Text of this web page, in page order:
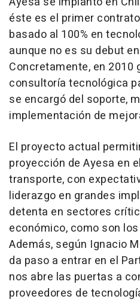
éste es el primer
basado al 100% en
aunque no es su debut
Concretamente, en 2010
consultoría tecnológica
se encargó del soporte,
implementación de
El proyecto actual
proyección de Ayesa en
transporte, con
liderazgo en grandes
detenta en sectores
económico, como son
Además, según Ignacio
da paso a entrar en el
nos abre las puertas a
proveedores de